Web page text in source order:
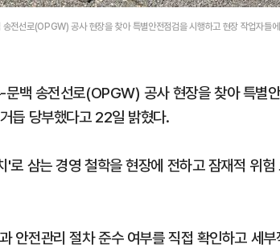
전선로(OPGW) 공사 현장을 찾아 특별안전점검을 시행하고 현장 작업자들
백 송전선로(OPGW) 공사 현장을 찾아 특별
듭 당부했다고 22일 밝혔다.
로 삼는 경영 철학을 현장에 전하고 잠재적 위험
안전관리 절차 준수 여부를 직접 확인하고 세